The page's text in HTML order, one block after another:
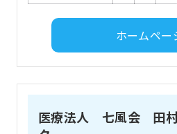
ホームペー
医療法人 七風会 田村